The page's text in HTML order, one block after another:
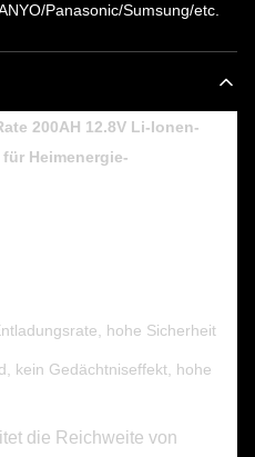
Panasonic/Sumsung/etc.
200AH 12.8V Li-Ionen-
Heimenergie-
hohe Sicherheit
kein Gedächtniseffekt, hohe
die Reichweite von